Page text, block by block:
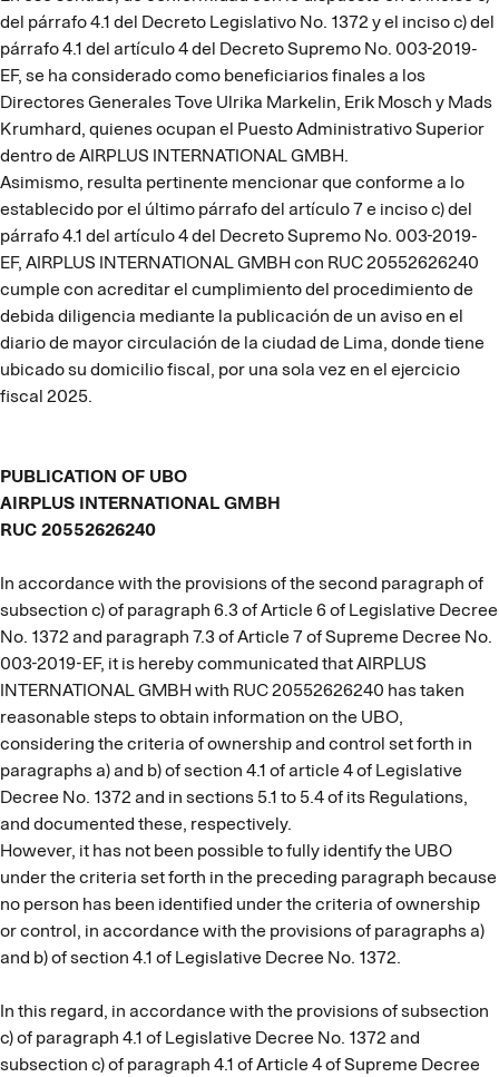
del párrafo 4.1 del Decreto Legislativo No. 1372 y el inciso c) del
párrafo 4.1 del artículo 4 del Decreto Supremo No. 003-2019-
EF, se ha considerado como beneficiarios finales a los
Directores Generales Tove Ulrika Markelin, Erik Mosch y Mads
Krumhard, quienes ocupan el Puesto Administrativo Superior
dentro de AIRPLUS INTERNATIONAL GMBH.
Asimismo, resulta pertinente mencionar que conforme a lo
establecido por el último párrafo del artículo 7 e inciso c) del
párrafo 4.1 del artículo 4 del Decreto Supremo No. 003-2019-
EF, AIRPLUS INTERNATIONAL GMBH con RUC 20552626240
cumple con acreditar el cumplimiento del procedimiento de
debida diligencia mediante la publicación de un aviso en el
diario de mayor circulación de la ciudad de Lima, donde tiene
ubicado su domicilio fiscal, por una sola vez en el ejercicio
fiscal 2025.
PUBLICATION OF UBO
AIRPLUS INTERNATIONAL GMBH
RUC 20552626240
In accordance with the provisions of the second paragraph of
subsection c) of paragraph 6.3 of Article 6 of Legislative Decree
No. 1372 and paragraph 7.3 of Article 7 of Supreme Decree No.
003-2019-EF, it is hereby communicated that AIRPLUS
INTERNATIONAL GMBH with RUC 20552626240 has taken
reasonable steps to obtain information on the UBO,
considering the criteria of ownership and control set forth in
paragraphs a) and b) of section 4.1 of article 4 of Legislative
Decree No. 1372 and in sections 5.1 to 5.4 of its Regulations,
and documented these, respectively.
However, it has not been possible to fully identify the UBO
under the criteria set forth in the preceding paragraph because
no person has been identified under the criteria of ownership
or control, in accordance with the provisions of paragraphs a)
and b) of section 4.1 of Legislative Decree No. 1372.
In this regard, in accordance with the provisions of subsection
c) of paragraph 4.1 of Legislative Decree No. 1372 and
subsection c) of paragraph 4.1 of Article 4 of Supreme Decree